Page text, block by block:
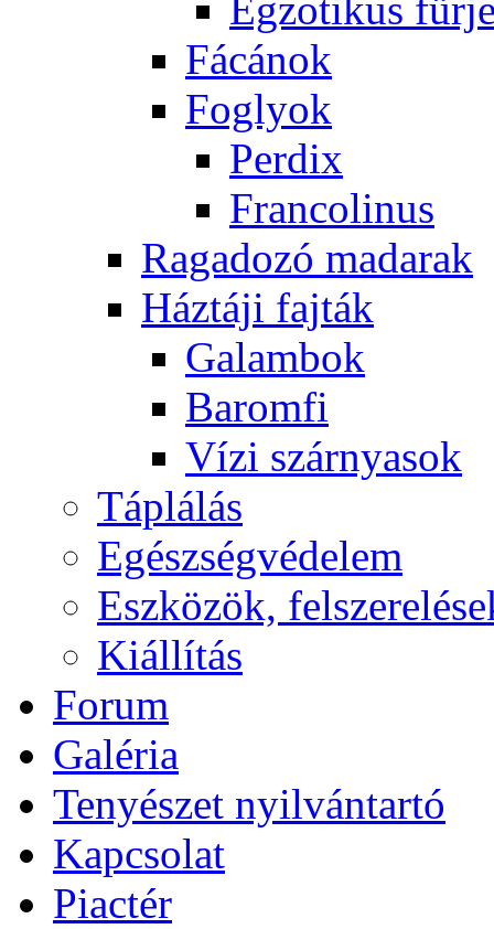
Egzotikus
Fácánok
Foglyok
Perdix
Francolinus
Ragadozó madarak
Háztáji fajták
Galambok
Baromfi
Vízi szárnyasok
Táplálás
Egészségvédelem
Eszközök,
Kiállítás
Forum
Galéria
Tenyészet nyilvántartó
Kapcsolat
Piactér